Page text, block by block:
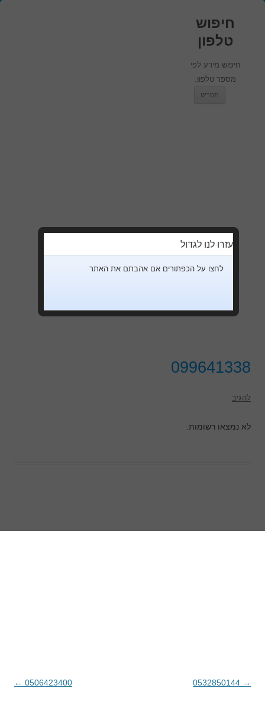
חיפוש
טלפון
חיפוש מידע לפי
מספר טלפון.
תפריט
099641338
להגיב
לא נמצאו רשומות.
ניווט בפוסטים
→
0506423400
←
עזרו לנו לגדול
לחצו על הכפתורים אם אהבתם את האתר